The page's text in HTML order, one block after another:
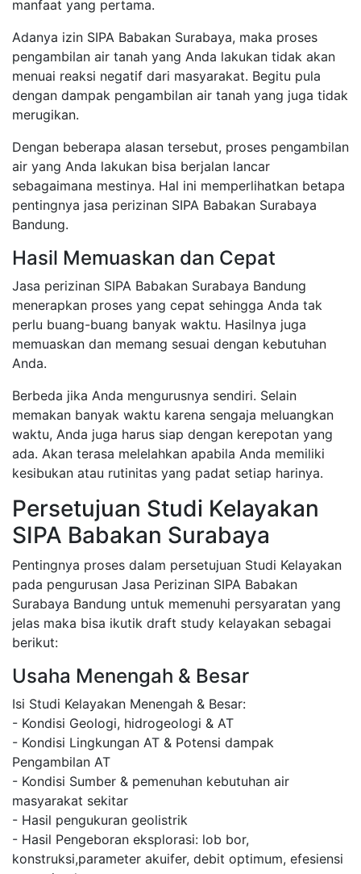
manfaat yang pertama.
Adanya izin SIPA Babakan Surabaya, maka proses
pengambilan air tanah yang Anda lakukan tidak akan
menuai reaksi negatif dari masyarakat. Begitu pula
dengan dampak pengambilan air tanah yang juga tidak
merugikan.
Dengan beberapa alasan tersebut, proses pengambilan
air yang Anda lakukan bisa berjalan lancar
sebagaimana mestinya. Hal ini memperlihatkan betapa
pentingnya jasa perizinan SIPA Babakan Surabaya
Bandung.
Hasil Memuaskan dan Cepat
Jasa perizinan SIPA Babakan Surabaya Bandung
menerapkan proses yang cepat sehingga Anda tak
perlu buang-buang banyak waktu. Hasilnya juga
memuaskan dan memang sesuai dengan kebutuhan
Anda.
Berbeda jika Anda mengurusnya sendiri. Selain
memakan banyak waktu karena sengaja meluangkan
waktu, Anda juga harus siap dengan kerepotan yang
ada. Akan terasa melelahkan apabila Anda memiliki
kesibukan atau rutinitas yang padat setiap harinya.
Persetujuan Studi Kelayakan
SIPA Babakan Surabaya
Pentingnya proses dalam persetujuan Studi Kelayakan
pada pengurusan Jasa Perizinan SIPA Babakan
Surabaya Bandung untuk memenuhi persyaratan yang
jelas maka bisa ikutik draft study kelayakan sebagai
berikut:
Usaha Menengah & Besar
Isi Studi Kelayakan Menengah & Besar:
- Kondisi Geologi, hidrogeologi & AT
- Kondisi Lingkungan AT & Potensi dampak
Pengambilan AT
- Kondisi Sumber & pemenuhan kebutuhan air
masyarakat sekitar
- Hasil pengukuran geolistrik
- Hasil Pengeboran eksplorasi: lob bor,
konstruksi,parameter akuifer, debit optimum, efesiensi